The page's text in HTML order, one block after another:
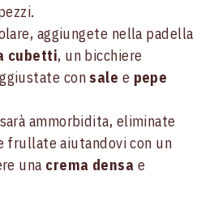
aggiungete nella padella
cubetti, un bicchiere
con sale e pepe
ammorbidita, eliminate
frullate aiutandovi con un
una crema densa e